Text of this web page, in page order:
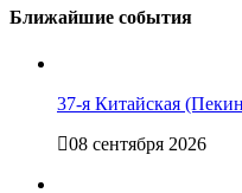
Ближайшие события
37-я Китайская
08 сентября 2026